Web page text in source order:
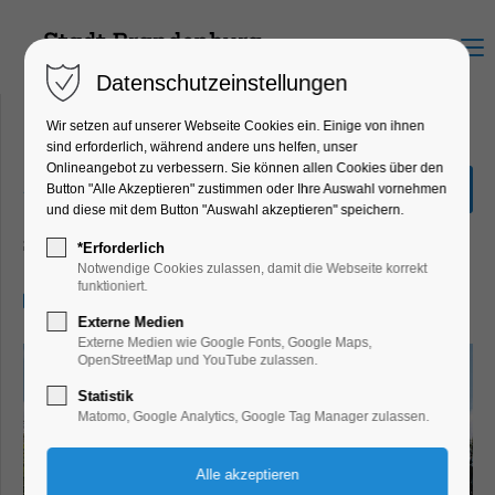
Menu
„Stadtrundfahrt“ 2,0
Stunden
Schiffrundfahrt
Datenschutzeinstellungen
Wir setzen auf unserer Webseite Cookies ein. Einige von ihnen
sind erforderlich, während andere uns helfen, unser
Onlineangebot zu verbessern. Sie können allen Cookies über den
Button "Alle Akzeptieren" zustimmen oder Ihre Auswahl vornehmen
und diese mit dem Button "Auswahl akzeptieren" speichern.
*Erforderlich
Notwendige Cookies zulassen, damit die Webseite korrekt
funktioniert.
Externe Medien
Externe Medien wie Google Fonts, Google Maps,
OpenStreetMap und YouTube zulassen.
Statistik
Matomo, Google Analytics, Google Tag Manager zulassen.